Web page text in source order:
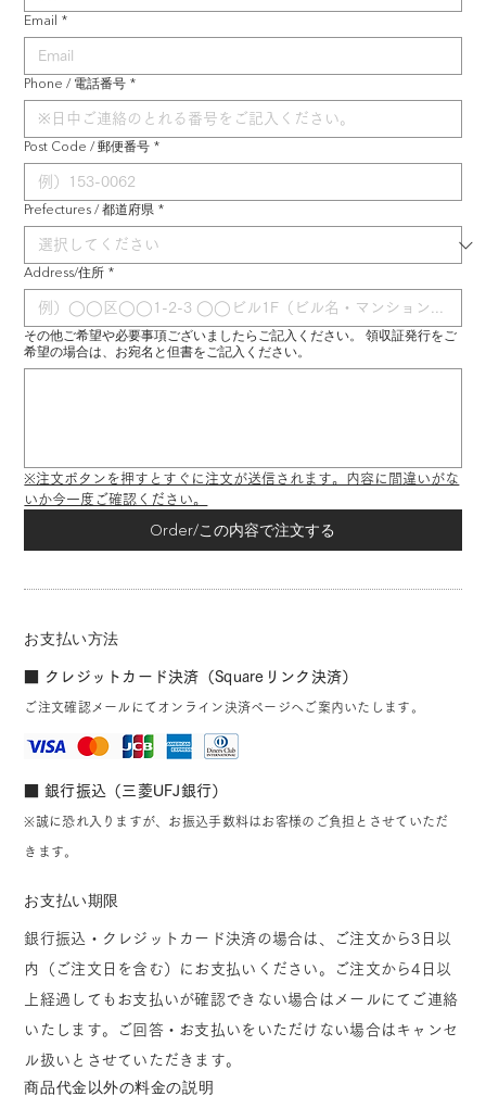
Email *
Phone / 電話番号 *
Post Code / 郵便番号 *
Prefectures / 都道府県 *
Address/住所 *
その他ご希望や必要事項ございましたらご記入ください。 領収証発行をご
希望の場合は、お宛名と但書をご記入ください。
※注文ボタンを押すとすぐに注文が送信されます。内容に間違いがな
いか今一度ご確認ください。
Order/この内容で注文する
お支払い方法
■ クレジットカード決済（Squareリンク決済）
ご注文確認メールにてオンライン決済ページへご案内いたします。
■ 銀行振込（三菱UFJ銀行）
※誠に恐れ入りますが、お振込手数料はお客様のご負担とさせていただ
きます。
お支払い期限
銀行振込・クレジットカード決済の場合は、ご注文から3日以
内（ご注文日を含む）にお支払いください。ご注文から4日以
上経過してもお支払いが確認できない場合はメールにてご連絡
いたします。ご回答・お支払いをいただけない場合はキャンセ
ル扱いとさせていただきます。
商品代金以外の料金の説明